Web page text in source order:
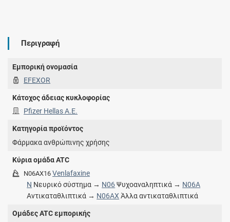
Περιγραφή
Εμπορική ονομασία
EFEXOR
Κάτοχος άδειας κυκλοφορίας
Pfizer Hellas A.E.
Κατηγορία προϊόντος
Φάρμακα ανθρώπινης χρήσης
Κύρια ομάδα ATC
N06AX16 Venlafaxine
N Νευρικό σύστημα → N06Ψυχοαναληπτικά → N06A
Αντικαταθλιπτικά → N06AX Άλλα αντικαταθλιπτικά
Ομάδες ATC εμπορικής